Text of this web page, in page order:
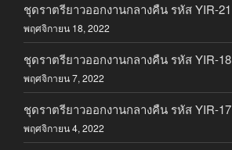
ชุดราตรียาวออกงานกลางคืน รหัส YIR-21
พฤศจิกายน 18, 2022
ชุดราตรียาวออกงานกลางคืน รหัส YIR-18
พฤศจิกายน 7, 2022
ชุดราตรียาวออกงานกลางคืน รหัส YIR-17
พฤศจิกายน 4, 2022